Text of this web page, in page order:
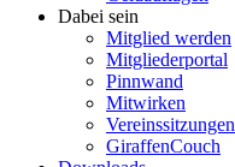
Dabei sein
Mitglied werden
Mitgliederportal
Pinnwand
Mitwirken
Vereinssitzungen
GiraffenCouch